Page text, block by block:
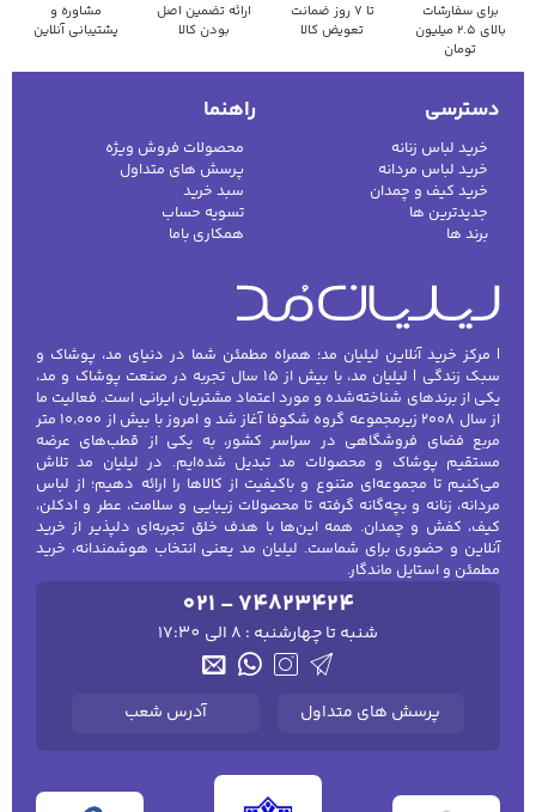
برای سفارشات
بالای ۲.۵ میلیون
تومان
تا ۷ روز ضمانت
تعویض کالا
ارائه تضمین اصل
بودن کالا
مشاوره و
پشتیبانی آنلاین
دسترسی
خرید لباس زنانه
خرید لباس مردانه
خرید کیف و چمدان
جدیدترین ها
برند ها
راهنما
محصولات فروش ویژه
پرسش های متداول
سبد خرید
تسویه حساب
همکاری باما
| مرکز خرید آنلاین لیلیان مد؛ همراه مطمئن شما در دنیای مد، پوشاک و
سبک زندگی | لیلیان مد، با بیش از ۱۵ سال تجربه در صنعت پوشاک و مد،
یکی از برندهای شناخته‌شده و مورد اعتماد مشتریان ایرانی است. فعالیت ما
از سال ۲۰۰۸ زیرمجموعه گروه شکوفا آغاز شد و امروز با بیش از ۱۰٬۰۰۰ متر
مربع فضای فروشگاهی در سراسر کشور، به یکی از قطب‌های عرضه
مستقیم پوشاک و محصولات مد تبدیل شده‌ایم. در لیلیان مد تلاش
می‌کنیم تا مجموعه‌ای متنوع و باکیفیت از کالاها را ارائه دهیم؛ از لباس
مردانه، زنانه و بچه‌گانه گرفته تا محصولات زیبایی و سلامت، عطر و ادکلن،
کیف، کفش و چمدان. همه این‌ها با هدف خلق تجربه‌ای دلپذیر از خرید
آنلاین و حضوری برای شماست. لیلیان مد یعنی انتخاب هوشمندانه، خرید
مطمئن و استایل ماندگار.
021 - 74823424
شنبه تا چهارشنبه : 8 الی 17:30
پرسش های متداول آدرس شعب